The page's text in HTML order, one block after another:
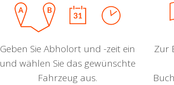
Geben Sie Abholort und -zeit ein
und wählen Sie das gewünschte
Fahrzeug aus.
Zur